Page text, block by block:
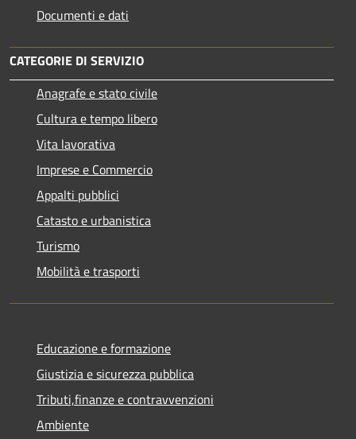
Documenti e dati
CATEGORIE DI SERVIZIO
Anagrafe e stato civile
Cultura e tempo libero
Vita lavorativa
Imprese e Commercio
Appalti pubblici
Catasto e urbanistica
Turismo
Mobilità e trasporti
Educazione e formazione
Giustizia e sicurezza pubblica
Tributi,finanze e contravvenzioni
Ambiente